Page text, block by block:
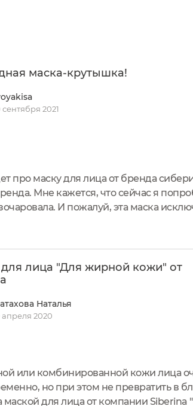
маска-крутышка!
сентября 2021
про маску для лица от бренда
Мне кажется, что сейчас я
И пожалуй, эта маска
лица "Для жирной кожи" от
Наталья
апреля 2020
или комбинированной кожи лица
но при этом не превратить в
для лица от компании